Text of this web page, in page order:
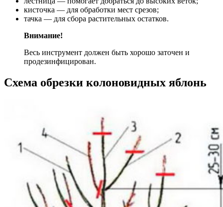
кисточка — для обработки мест срезов;
тачка — для сбора растительных остатков.
Внимание!
Весь инструмент должен быть хорошо заточен и
продезинфицирован.
Схема обрезки колоновидных яблонь